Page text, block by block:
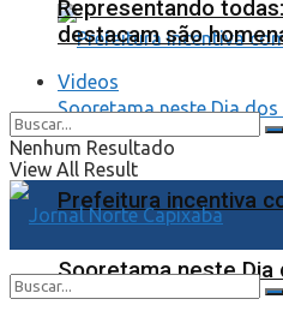
Prefeitura incentiva
Sooretama neste Dia
Representando
destacam são
Videos
Nenhum Resultado
View All Result